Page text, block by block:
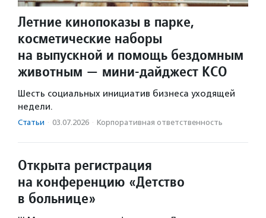
Летние кинопоказы в парке,
косметические наборы
на выпускной и помощь бездомным
животным — мини-дайджест КСО
Шесть социальных инициатив бизнеса уходящей
недели.
Статьи · 03.07.2026 · Корпоративная ответственность
Открыта регистрация
на конференцию «Детство
в больнице»